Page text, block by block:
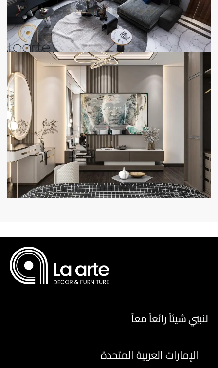
لنبنِي شيئاً رائعاً معاً
الإمارات العربية المتحدة